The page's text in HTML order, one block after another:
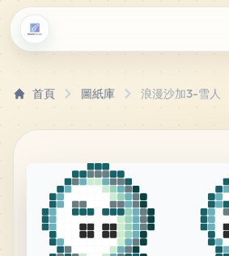
首頁 圖紙庫 浪漫沙加3-雪人